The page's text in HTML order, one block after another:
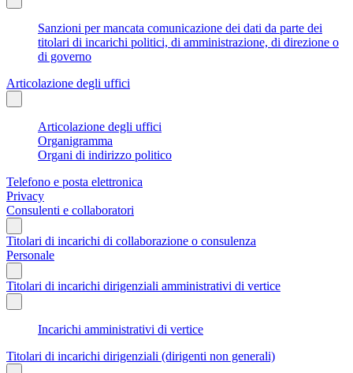
Sanzioni per mancata comunicazione dei dati da parte dei
titolari di incarichi politici, di amministrazione, di direzione o
di governo
Articolazione degli uffici
Articolazione degli uffici
Organigramma
Organi di indirizzo politico
Telefono e posta elettronica
Privacy
Consulenti e collaboratori
Titolari di incarichi di collaborazione o consulenza
Personale
Titolari di incarichi dirigenziali amministrativi di vertice
Incarichi amministrativi di vertice
Titolari di incarichi dirigenziali (dirigenti non generali)